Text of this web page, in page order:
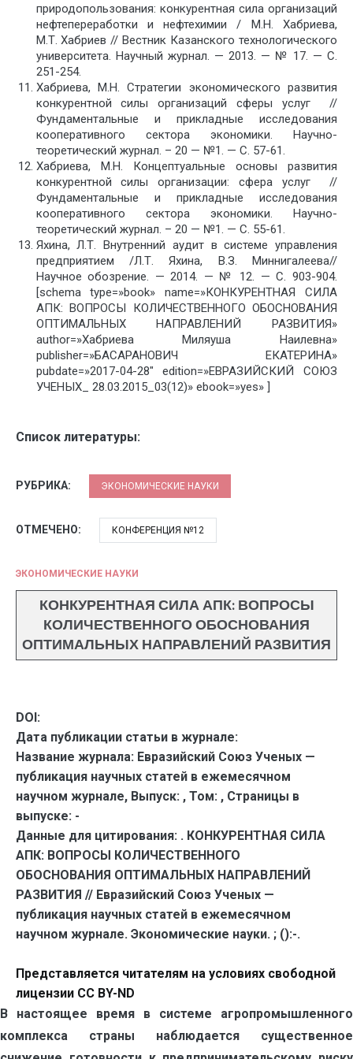
природопользования: конкурентная сила организаций
нефтепереработки и нефтехимии / М.Н. Хабриева,
М.Т. Хабриев // Вестник Казанского технологического
университета. Научный журнал. — 2013. — № 17. — С.
251-254.
Хабриева, М.Н. Стратегии экономического развития
конкурентной силы организаций сферы услуг //
Фундаментальные и прикладные исследования
кооперативного сектора экономики. Научно-
теоретический журнал. – 20 — №1. — С. 57-61.
Хабриева, М.Н. Концептуальные основы развития
конкурентной силы организации: сфера услуг //
Фундаментальные и прикладные исследования
кооперативного сектора экономики. Научно-
теоретический журнал. – 20 — №1. — С. 55-61.
Яхина, Л.Т. Внутренний аудит в системе управления
предприятием /Л.Т. Яхина, В.З. Миннигалеева//
Научное обозрение. — 2014. — № 12. — С. 903-904.
[schema type=»book» name=»КОНКУРЕНТНАЯ СИЛА
АПК: ВОПРОСЫ КОЛИЧЕСТВЕННОГО ОБОСНОВАНИЯ
ОПТИМАЛЬНЫХ НАПРАВЛЕНИЙ РАЗВИТИЯ»
author=»Хабриева Миляуша Наилевна»
publisher=»БАСАРАНОВИЧ ЕКАТЕРИНА»
pubdate=»2017-04-28″ edition=»ЕВРАЗИЙСКИЙ СОЮЗ
УЧЕНЫХ_ 28.03.2015_03(12)» ebook=»yes» ]
Список литературы:
РУБРИКА: ЭКОНОМИЧЕСКИЕ НАУКИ
ОТМЕЧЕНО: КОНФЕРЕНЦИЯ №12
ЭКОНОМИЧЕСКИЕ НАУКИ
КОНКУРЕНТНАЯ СИЛА АПК: ВОПРОСЫ
КОЛИЧЕСТВЕННОГО ОБОСНОВАНИЯ
ОПТИМАЛЬНЫХ НАПРАВЛЕНИЙ РАЗВИТИЯ
DOI:
Дата публикации статьи в журнале:
Название журнала: Евразийский Союз Ученых —
публикация научных статей в ежемесячном
научном журнале, Выпуск: , Том: , Страницы в
выпуске: -
Данные для цитирования: . КОНКУРЕНТНАЯ СИЛА
АПК: ВОПРОСЫ КОЛИЧЕСТВЕННОГО
ОБОСНОВАНИЯ ОПТИМАЛЬНЫХ НАПРАВЛЕНИЙ
РАЗВИТИЯ // Евразийский Союз Ученых —
публикация научных статей в ежемесячном
научном журнале. Экономические науки. ; ():-.
Представляется читателям на условиях свободной
лицензии CC BY-ND
В настоящее время в системе агропромышленного
комплекса страны наблюдается существенное